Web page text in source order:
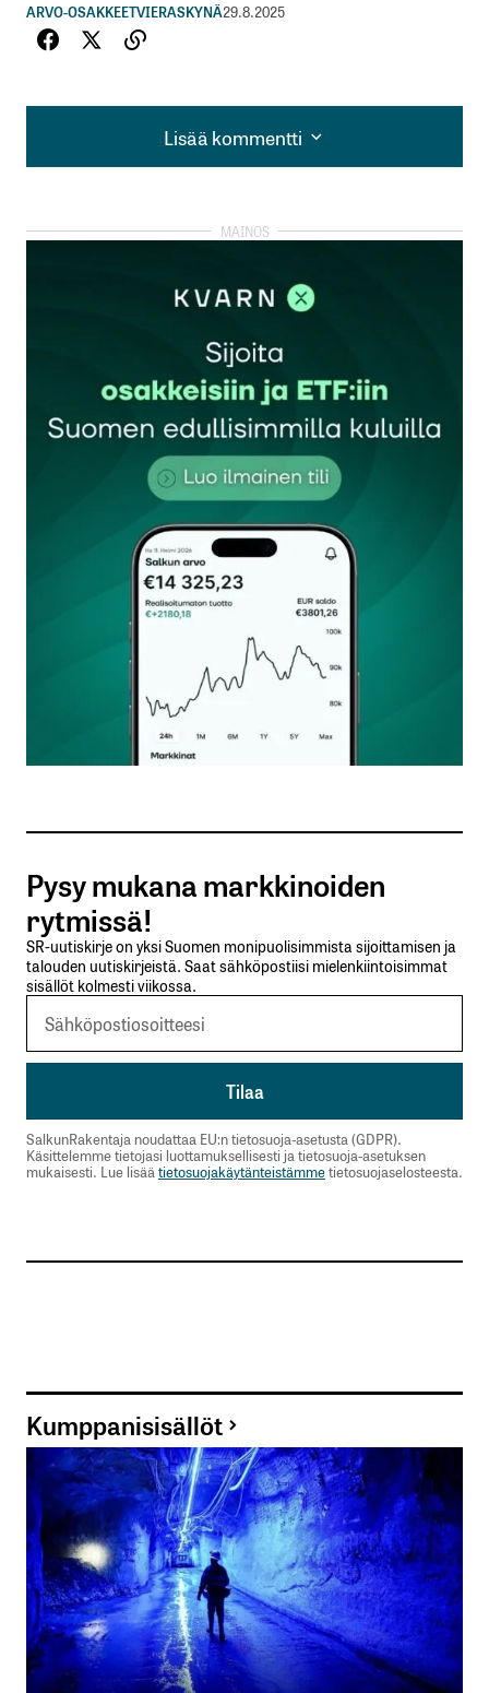
ARVO-OSAKKEETVIERASKYNÄ29.8.2025
Lisää kommentti
Lisää kommentti
kirjautua
rekisteröityä
Sähköpostiosoitettasi ei julkaista.Pakolliset
kentät on merkitty*
Kommentti*
Nimesi tai nimimerkkisi
Sähköpostiosoitteesi
Tilaa SalkunRakentajan uutiskirje
Lähetä kommentti
Pysy mukana markkinoiden
rytmissä!
SR-uutiskirje on yksi Suomen monipuolisimmista sijoittamisen ja
talouden uutiskirjeistä. Saat sähköpostiisi mielenkiintoisimmat
sisällöt kolmesti viikossa.
SalkunRakentaja noudattaa EU:n tietosuoja-asetusta (GDPR).
Käsittelemme tietojasi luottamuksellisesti ja tietosuoja-asetuksen
mukaisesti. Lue lisäätietosuojakäytänteistämmetietosuojaselosteesta.
Kumppanisisällöt